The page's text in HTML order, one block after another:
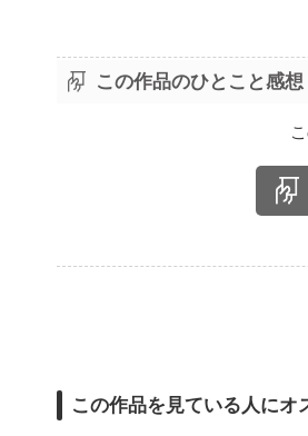
この作品のひとこと感想
この作品を見ている人にオ